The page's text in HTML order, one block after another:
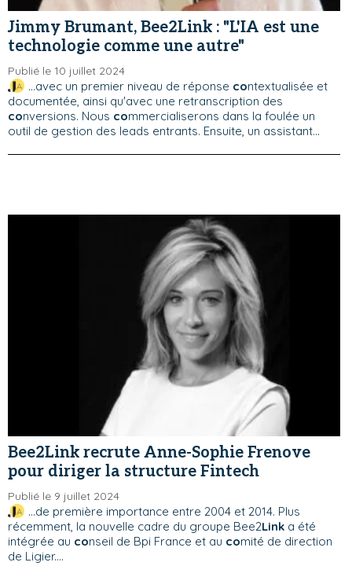
Jimmy Brumant, Bee2Link : "L'IA est une
technologie comme une autre"
Publié le 10 juillet 2024
...avec un premier niveau de réponse contextualisée et
documentée, ainsi qu'avec une retranscription des
conversions. Nous commercialiserons dans la foulée un
outil de gestion des leads entrants. Ensuite, un assistant...
Bee2Link recrute Anne-Sophie Frenove
pour diriger la structure Fintech
Publié le 9 juillet 2024
...de première importance entre 2004 et 2014. Plus
récemment, la nouvelle cadre du groupe Bee2Link a été
intégrée au conseil de Bpi France et au comité de direction
de Ligier....